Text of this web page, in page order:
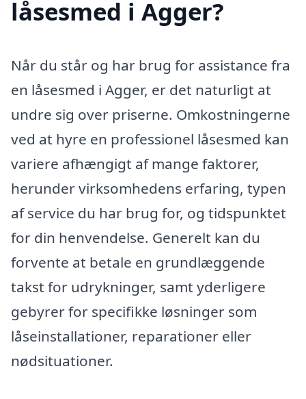
låsesmed i Agger?
Når du står og har brug for assistance fra
en låsesmed i Agger, er det naturligt at
undre sig over priserne. Omkostningerne
ved at hyre en professionel låsesmed kan
variere afhængigt af mange faktorer,
herunder virksomhedens erfaring, typen
af service du har brug for, og tidspunktet
for din henvendelse. Generelt kan du
forvente at betale en grundlæggende
takst for udrykninger, samt yderligere
gebyrer for specifikke løsninger som
låseinstallationer, reparationer eller
nødsituationer.